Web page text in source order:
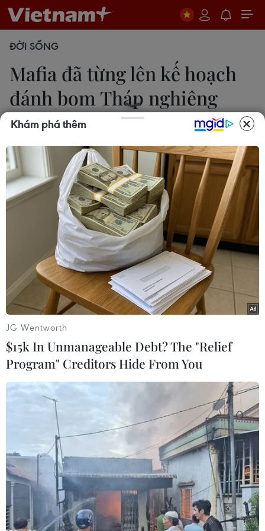
ĐỜI SỐNG
Mafia đã từng lên kế hoạch
đánh bom Tháp nghiêng
Pisa
Trương Anh Ngọc/Rome
24/01/2014 01:34
Theo lời khai của trùm mafia Gioacchino La
Barbera trong một phiên tòa mới đây, mafia đã
từng lên kế hoạch đánh bom Tháp nghiêng Pisa.
Tháp nghiêng Pisa. (Nguồn: Getty Images)
Theo lời khai của Gioacchino La Barbera, một
trùm mafia, trong một phiên tòa mới đây ở
Palermo, thủ phủ đảo Sicily, mafia đã từng lên
Khám phá thêm
JG Wentworth
$15k In Unmanageable Debt? The "Relief
Program" Creditors Hide From You